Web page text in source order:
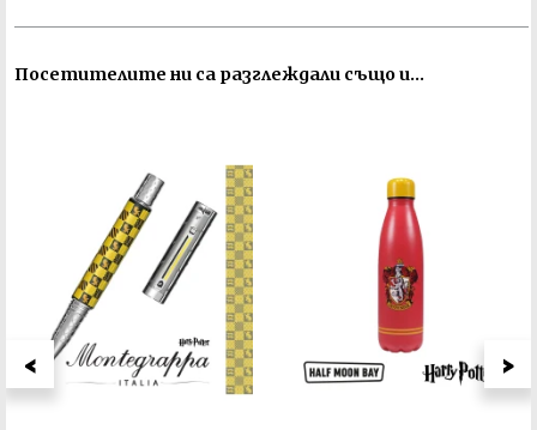
Посетителите ни са разглеждали също и...
< >